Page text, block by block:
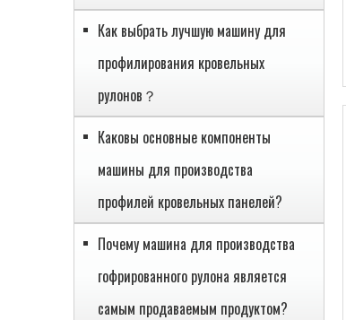
Как выбрать лучшую машину для
профилирования кровельных
рулонов？
Каковы основные компоненты
машины для производства
профилей кровельных панелей?
Почему машина для производства
гофрированного рулона является
самым продаваемым продуктом?